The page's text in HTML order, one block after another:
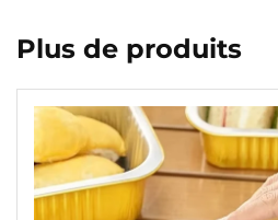
Plus de produits